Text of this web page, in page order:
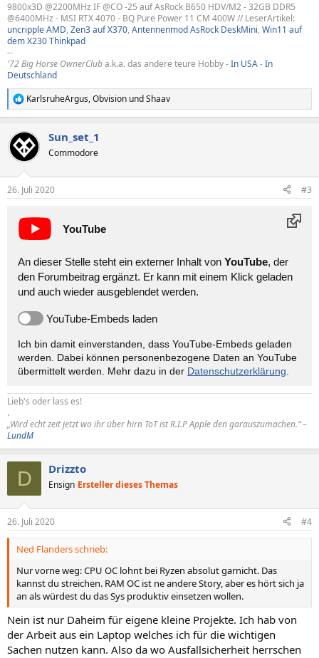
9800x3D @2200MHz IF @CO -25 auf AsRock B650 HDV/M2 - 32GB DDR5
@6400MHz - MSI RTX 4070 - BQ Pure Power 11 CM 400W // LeserArtikel:
uncripple AMD, Zen3 auf X370, Antennenmod AsRock DeskMini, Win11 auf
dem X230 Thinkpad
--
'72 Big Horse OwnerCluba.k.a. das andere teure Hobby -In USA-In
Deutschland
R
e
k
t
i
e
KarlsruheArgus,Obvision undShaav
Sun_set_1
Commodore
26. Juli 2020 #3
YouTube
An dieser Stelle steht ein externer Inhalt von YouTube, der
den Forumbeitrag ergänzt. Er kann mit einem Klick geladen
und auch wieder ausgeblendet werden.
YouTube-Embeds laden
Ich bin damit einverstanden, dass YouTube-Embeds geladen
werden. Dabei können personen­bezogene Daten an YouTube
übermittelt werden. Mehr dazu in der Datenschutzerklärung
Lieb's oder lass es!
.
„Wird echt zeit jetzt wo ihr über hirn ToT ist R.I.P Apple den garauszumachen.“ –
LundM
D Drizzto
Ensign Ersteller dieses Themas
26. Juli 2020 #4
Ned Flanders schrieb:
Nur vorne weg: CPU OC lohnt bei Ryzen absolut garnicht. Das
kannst du streichen. RAM OC ist ne andere Story, aber es hört sich ja
an als würdest du das Sys produktiv einsetzen wollen.
Nein ist nur Daheim für eigene kleine Projekte. Ich hab von
der Arbeit aus ein Laptop welches ich für die wichtigen
Sachen nutzen kann. Also da wo Ausfallsicherheit herrschen